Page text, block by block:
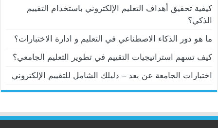
كيفية تحقيق أهداف التعليم الإلكتروني باستخدام التقييم
الذكي؟
ما هو دور الذكاء الاصطناعي في التعليم و ادارة الاختبارات؟
كيف تسهم استراتيجيات التقييم في تطوير التعليم الجامعي؟
اختبارات الجامعة عن بعد – دليلك الشامل للتقييم الإلكتروني